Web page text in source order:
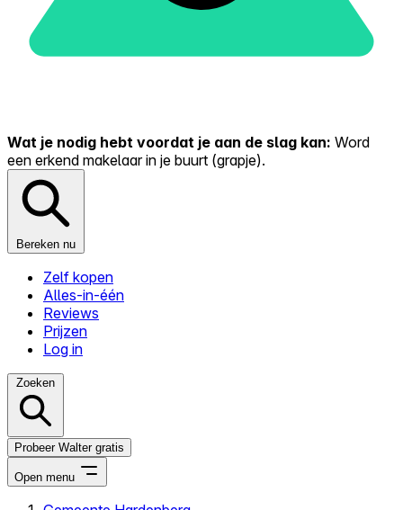
Wat je nodig hebt voordat je aan de slag kan: Word
een erkend makelaar in je buurt (grapje).
Bereken nu
Zelf kopen
Alles-in-één
Reviews
Prijzen
Log in
Zoeken
Probeer Walter gratis
Open menu